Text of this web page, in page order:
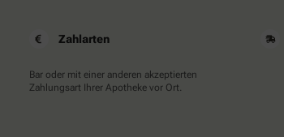
Zahlarten
Bar oder mit einer anderen akzeptierten
Zahlungsart Ihrer Apotheke vor Ort.